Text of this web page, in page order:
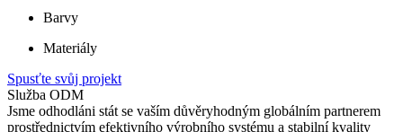
Barvy
Materiály
Spusťte svůj projekt
Služba ODM
Jsme odhodláni stát se vaším důvěryhodným globálním partnerem
prostřednictvím efektivního výrobního systému a stabilní kvality